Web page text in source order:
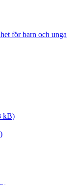
för barn och unga
kB)